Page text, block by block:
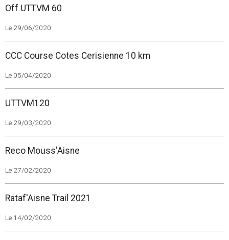
Off UTTVM 60
Le 29/06/2020
CCC Course Cotes Cerisienne 10 km
Le 05/04/2020
UTTVM120
Le 29/03/2020
Reco Mouss'Aisne
Le 27/02/2020
Rataf'Aisne Trail 2021
Le 14/02/2020